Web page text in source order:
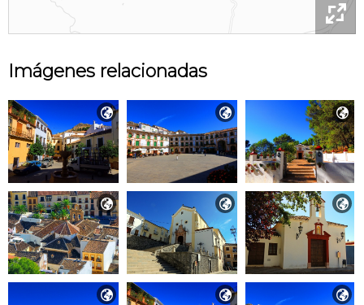

Imágenes relacionadas
  
  
  